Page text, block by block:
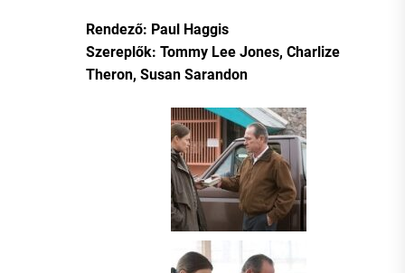
Rendező: Paul Haggis
Szereplők: Tommy Lee Jones, Charlize
Theron, Susan Sarandon